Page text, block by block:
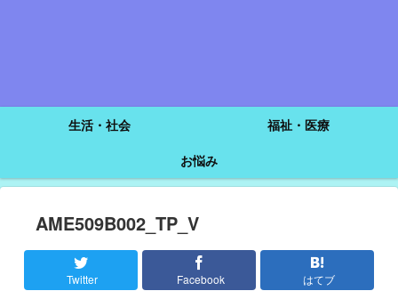
生活・社会
福祉・医療
お悩み
AME509B002_TP_V
Twitter Facebook はてブ